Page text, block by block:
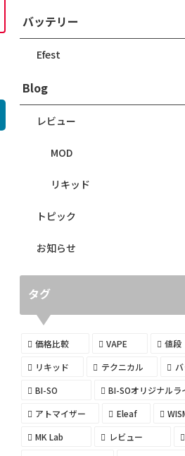
バッテリー
Efest
Blog
レビュー
MOD
リキッド
トピック
お知らせ
タグ
価格比較 VAPE 値段
リキッド
テクニカル
BI-SO
BI-SOオリジナルラ
アトマイザー
Eleaf
MK Lab
レビュー